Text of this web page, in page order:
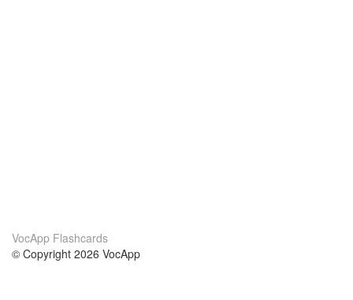
VocApp Flashcards
© Copyright 2026 VocApp